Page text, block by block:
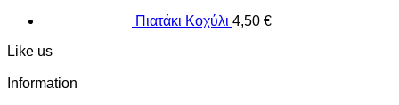
Πιατάκι Κοχύλι 4,50 €
Like us
Information